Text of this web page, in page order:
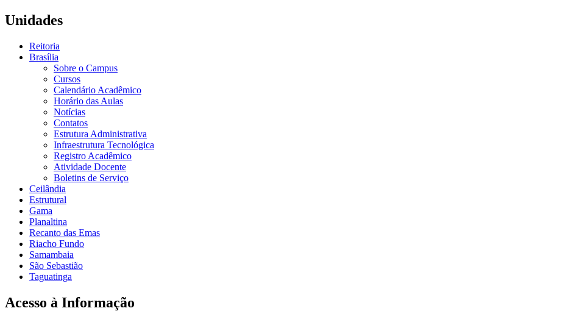
Unidades
Reitoria
Brasília
Sobre o Campus
Cursos
Calendário Acadêmico
Horário das Aulas
Notícias
Contatos
Estrutura Administrativa
Infraestrutura Tecnológica
Registro Acadêmico
Atividade Docente
Boletins de Serviço
Ceilândia
Estrutural
Gama
Planaltina
Recanto das Emas
Riacho Fundo
Samambaia
São Sebastião
Taguatinga
Acesso à Informação